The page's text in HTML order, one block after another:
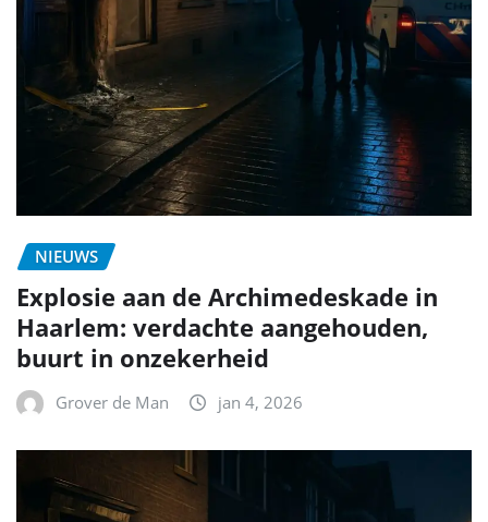
NIEUWS
Explosie aan de Archimedeskade in
Haarlem: verdachte aangehouden,
buurt in onzekerheid
Grover de Man jan 4, 2026